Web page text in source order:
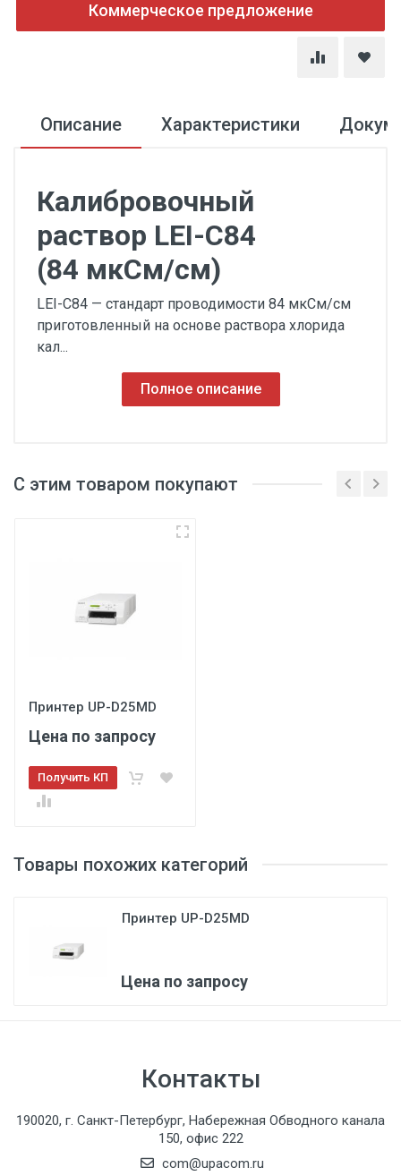
Товары похожих категорий
Принтер UP-D25MD
Цена по запросу
Коммерческое предложение
Описание Характеристики
Калибровочный
раствор LEI-C84
(84 мкСм/см)
LEI-C84 — стандарт проводимости 84 мкСм/см
приготовленный на основе раствора хлорида
кал...
Полное описание
С этим товаром покупают
Принтер UP-D25MD
Цена по запросу
Получить КП
Контакты
190020, г. Санкт-Петербург, Набережная Обводного канала
150, офис 222
com@upacom.ru